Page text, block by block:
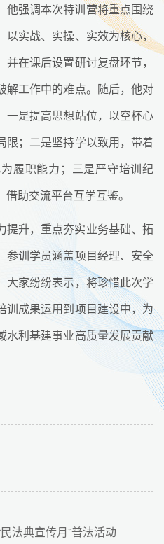
他强调本次特训营将重点围绕
以实战、实操、实效为核心，
在课后设置研讨复盘环节，
解工作中的难点。随后，他对
一是提高思想站位，以空杯心
限；二是坚持学以致用，带着
履职能力；三是严守培训纪
助交流平台互学互鉴。
提升，重点夯实业务基础、拓
参训学员涵盖项目经理、安全
大家纷纷表示，将珍惜此次学
训成果运用到项目建设中，为
水利基建事业高质量发展贡献
法典宣传月”普法活动